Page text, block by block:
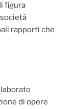
figura
rapporti che
di opere